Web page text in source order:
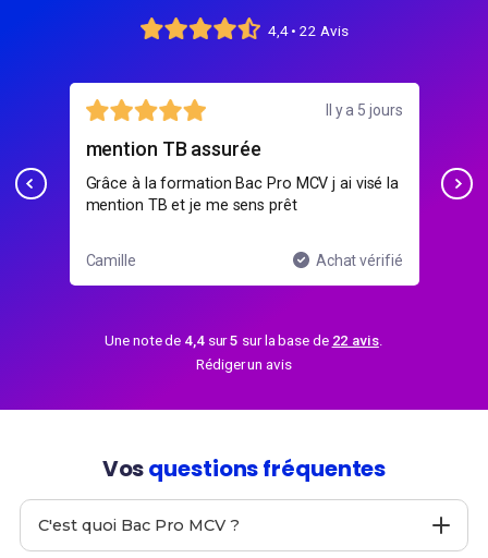
4,4 • 22 Avis
la
23 juillet
Contenu très complet
Cours clairs, fiches récap et cas pratiques,
parfait pour réviser avant les partiels
Sonia Achat vérifié
Une note de 4,4sur5 sur la base de 22 avis.
Rédiger un avis
Vosquestions fréquentes
C'est quoi Bac Pro MCV ?